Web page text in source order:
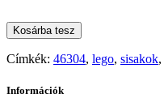
Kosárba tesz
Címkék: 46304, lego, sisakok,
Információk